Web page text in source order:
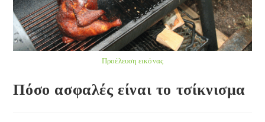
Προέλευση εικόνας
Πόσο ασφαλές είναι το τσίκνισμα